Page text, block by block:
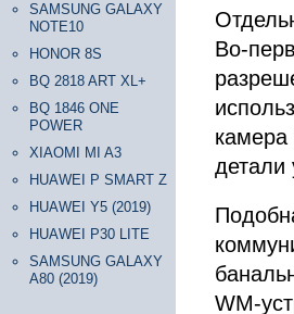
SAMSUNG GALAXY
NOTE10
HONOR 8S
BQ 2818 ART XL+
BQ 1846 ONE
POWER
XIAOMI MI A3
HUAWEI P SMART Z
HUAWEI Y5 (2019)
HUAWEI P30 LITE
SAMSUNG GALAXY
A80 (2019)
Во-
камера
детали
WM-